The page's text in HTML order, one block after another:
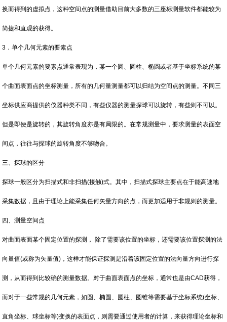
换而得到的虚拟点，这种空间点的测量借助目前大多数的三座标测量软件都能较为
简捷和直观的获得。
3．单个几何元素的要素点
单个几何元素的要素点通常表现为，某一个圆、圆柱、椭圆或者基于坐标系统的某
个曲面表面点的坐标测量，所有的几何量测量都可以归结为空间点的测量。不同三
坐标供应商提供的仪器种类不同，有些仪器的测量探球可以旋转，有些则不可以。
但是即便是旋转的，其旋转角度亦是有局限的。在常规测量中，要求测量的表面空
间点，往往与探球的旋转角度不够吻合。
三、探球的区分
探球一般区分为扫描式和非扫描(接触)式。其中，扫描式探球主要点在于能高速地
采集数据，且由于理论上能采集任何矢量方向的点，而更加适用于非规则的测量。
四、测量空间点
对曲面表面某个固定位置的探测， 除了需要该位置的坐标，还需要该位置探测的法
向量值(或称为矢量值)，这样才能保证探测是沿着该固定位置的法向量方向进行探
测，从而得到比较确的测量数据。对于曲面表面点的坐标，通常也是由CAD获得，
而对于一些常规的几何元素，如圆、椭圆、圆柱、圆锥等需要基于坐标系统(坐标、
直角坐标、球坐标等)变换的表面点，则需要通过使用者的计算，来获得理论坐标和